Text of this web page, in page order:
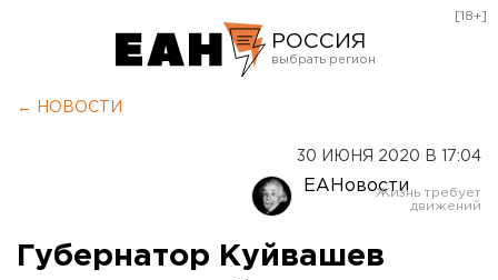
РОССИЯ
Оренбург
[18+]
← НОВОСТИ
30 ИЮНЯ 2020 В 17:04
ЕАНовости
Губернатор Куйвашев